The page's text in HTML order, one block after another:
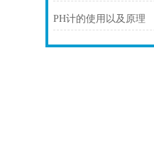
PH计的使用以及原理